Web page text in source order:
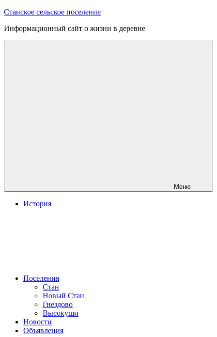
Перейти
содержимому
Станское сельское поселение
Информационный сайт о жизни в деревне
Меню
История
Поселения
Стан
Новый Стан
Гнездово
Высокуши
Новости
Объявления